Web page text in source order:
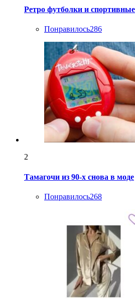
Ретро футболки и
Понравилось286
2
Тамагочи из 90-х снова в моде
Понравилось268